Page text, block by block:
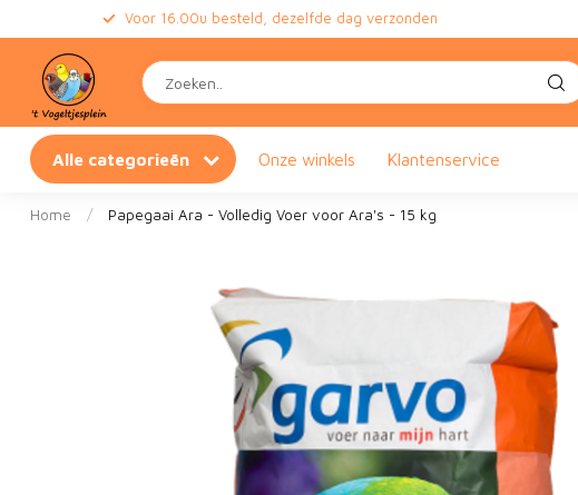
Voor 16.00u besteld, dezelfde dag verzonden
Alle categorieën Onze winkels Klantenservice
Home / Papegaai Ara - Volledig Voer voor Ara's - 15 kg